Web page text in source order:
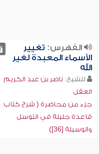
الفهرس: تغيير
الأسماء المعبدة لغير
الله
للشيخ: ناصر بن عبد الكريم
العقل
جزء من محاضرة ( شرح كتاب
قاعدة جليلة في التوسل
والوسيلة [36])